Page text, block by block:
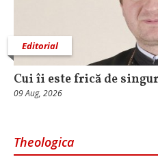
Editorial
Cui îi este frică de
09 Aug, 2026
Theologica